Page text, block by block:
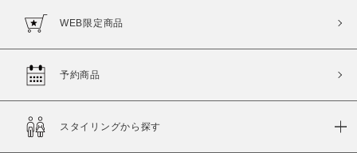
商品タイプ
セール価格
在庫
WEB限定商品
予約商品
スタイリングから探す